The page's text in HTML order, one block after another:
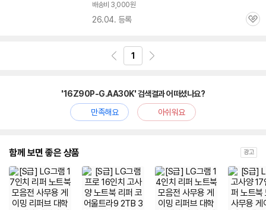
배송비 3,000원
26.04. 등록
관
1
'16Z90P-G.AA30K' 검색결과 어떠셨나요?
만족해요
아쉬워요
함께 보면 좋은 상품 광고